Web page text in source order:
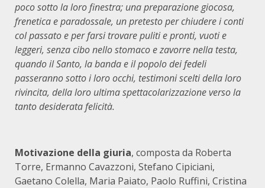
poco sotto la loro finestra; una preparazione giocosa,
frenetica e paradossale, un pretesto per chiudere i conti
col passato e per farsi trovare puliti e pronti, vuoti e
leggeri, senza cibo nello stomaco e zavorre nella testa,
quando il Santo, la banda e il popolo dei fedeli
passeranno sotto i loro occhi, testimoni scelti della loro
rivincita, della loro ultima spettaco­larizzazione verso la
tanto desiderata felicità.
Motivazione della giuria, composta da Roberta
Torre, Ermanno Cavazzoni, Stefano Cipiciani,
Gaetano Colella, Maria Paiato, Paolo Ruffini, Cristina